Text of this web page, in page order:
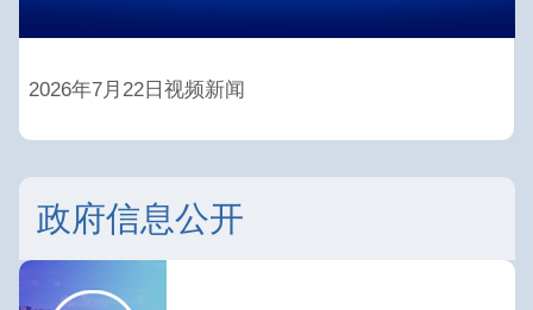
2026年7月22日视频新闻
政府信息公开